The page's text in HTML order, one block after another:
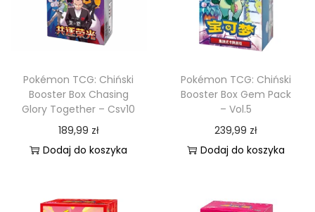
Pokémon TCG: Chiński
Booster Box Chasing
Glory Together – Csv10
189,99 zł
Dodaj do koszyka
Pokémon TCG: Chiński
Booster Box Gem Pack
– Vol.5
239,99 zł
Dodaj do koszyka